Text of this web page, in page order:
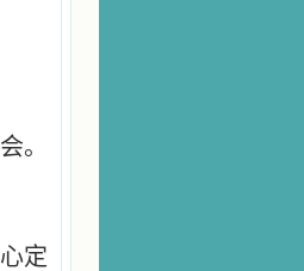
。
定